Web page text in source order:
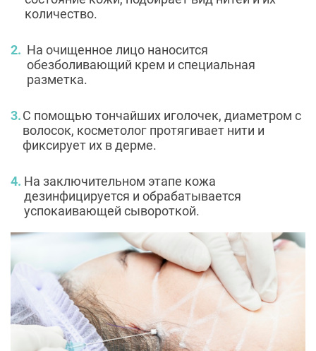
количество.
На очищенное лицо наносится
обезболивающий крем и специальная
разметка.
С помощью тончайших иголочек, диаметром с
волосок, косметолог протягивает нити и
фиксирует их в дерме.
На заключительном этапе кожа
дезинфицируется и обрабатывается
успокаивающей сывороткой.